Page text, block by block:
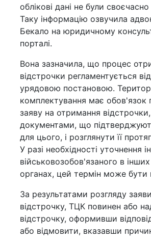
облікові дані не були своєчасно
Таку інформацію озвучила
Бекало на юридичному
порталі.
Вона зазначила, що процес
відстрочки регламентується
урядовою постановою.
комплектування має обов'язок
заяву на отримання
документами, що
для цього, і розглянути її
У разі необхідності уточнення
військовозобов'язаного в
органах, цей термін може
За результатами розгляду
відстрочку, ТЦК повинен або
відстрочку, оформивши
або відмовити, вказавши